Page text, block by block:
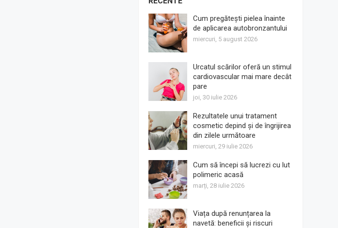
Cum pregătești pielea înainte
de aplicarea autobronzantului
miercuri, 5 august 2026
Urcatul scărilor oferă un stimul
cardiovascular mai mare decât
pare
joi, 30 iulie 2026
Rezultatele unui tratament
cosmetic depind și de îngrijirea
din zilele următoare
miercuri, 29 iulie 2026
Cum să începi să lucrezi cu lut
polimeric acasă
marți, 28 iulie 2026
Viața după renunțarea la
navetă: beneficii și riscuri